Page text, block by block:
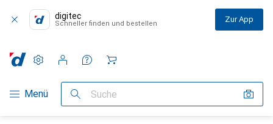
digitec
Schneller finden und bestellen Zur App
Navigation nach Kategorien
Menü Suche
Einstellungen
Kundenkonto
Vergleichslisten
Merklisten
Warenkorb